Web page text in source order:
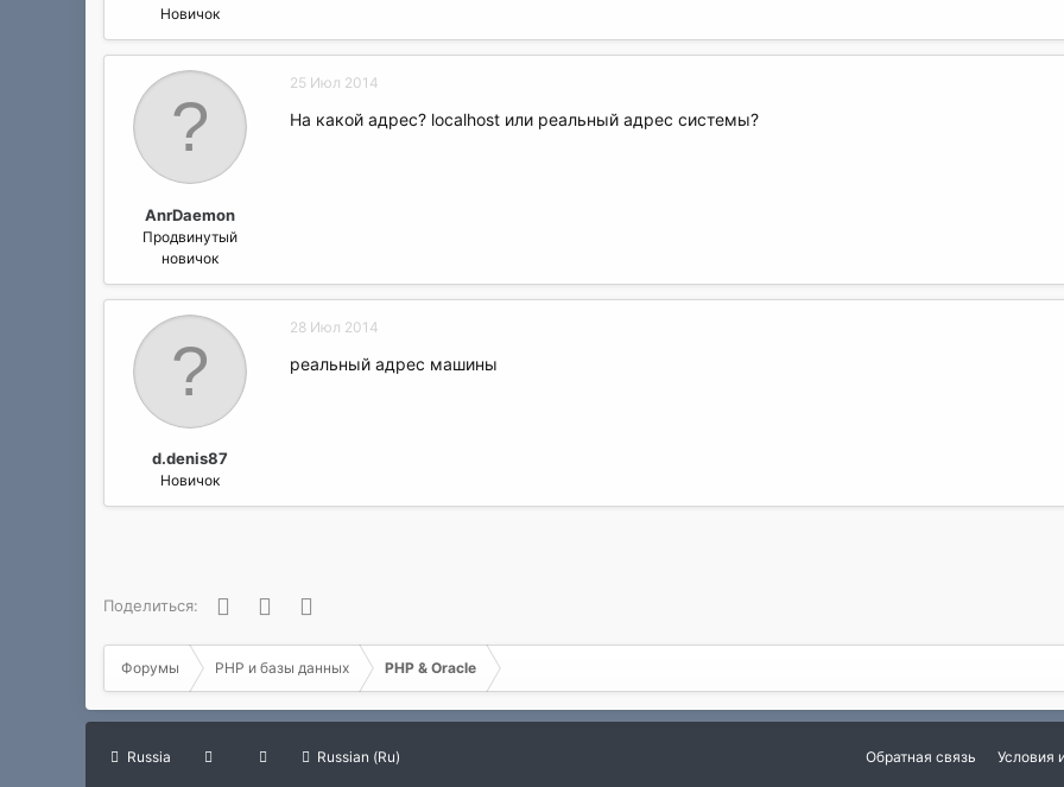
Новичок
AnrDaemon
Продвинутый
новичок
25 Июл 2014
На какой адрес? localhost или реальный адрес системы?
d.denis87
Новичок
28 Июл 2014
реальный адрес машины
Поделиться: Facebook
Twitter
Форумы PHP и базы данных PHP & Oracle
Russia Russian (Ru) Обратная связь Условия